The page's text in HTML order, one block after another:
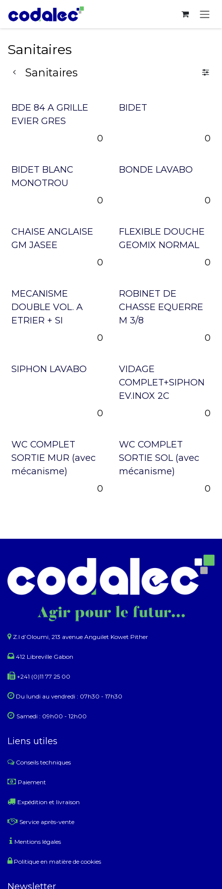
Se rendre au contenu
Sanitaires
Sanitaires
BDE 84 A GRILLE
EVIER GRES
0
BIDET
0
BIDET BLANC
MONOTROU
0
BONDE LAVABO
0
CHAISE ANGLAISE
GM JASEE
0
FLEXIBLE DOUCHE
GEOMIX NORMAL
0
MECANISME
DOUBLE VOL. A
ETRIER + SI
0
ROBINET DE
CHASSE EQUERRE
M 3/8
0
SIPHON LAVABO
0
VIDAGE
COMPLET+SIPHON
EV.INOX 2C
0
WC COMPLET
SORTIE MUR (avec
mécanisme)
0
WC COMPLET
SORTIE SOL (avec
mécanisme)
0
Z.I d’Oloumi, 213 avenue Anguilet Kowet Pither​
412 Libreville Gabon
+241 (0)11 77 25 00
Du lundi au ​​vendredi : 07h30 - 17h30
Samedi : 09h00 - 12h00
Liens utiles
Conseils techniques
Paiement
Expédition et livraison
Service après-vente
Mentions légales
Politique en matière de cookies
Newsletter